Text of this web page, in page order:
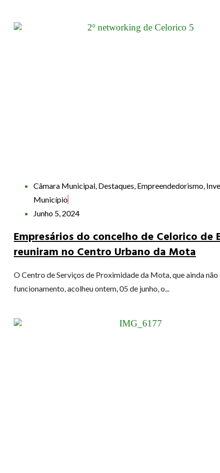
Câmara Municipal, Destaques, Empreendedorismo,
Município
Junho 5, 2024
Empresários do concelho de Celorico de
reuniram no Centro Urbano da Mota
O Centro de Serviços de Proximidade da Mota, que ainda não
funcionamento, acolheu ontem, 05 de junho, o...